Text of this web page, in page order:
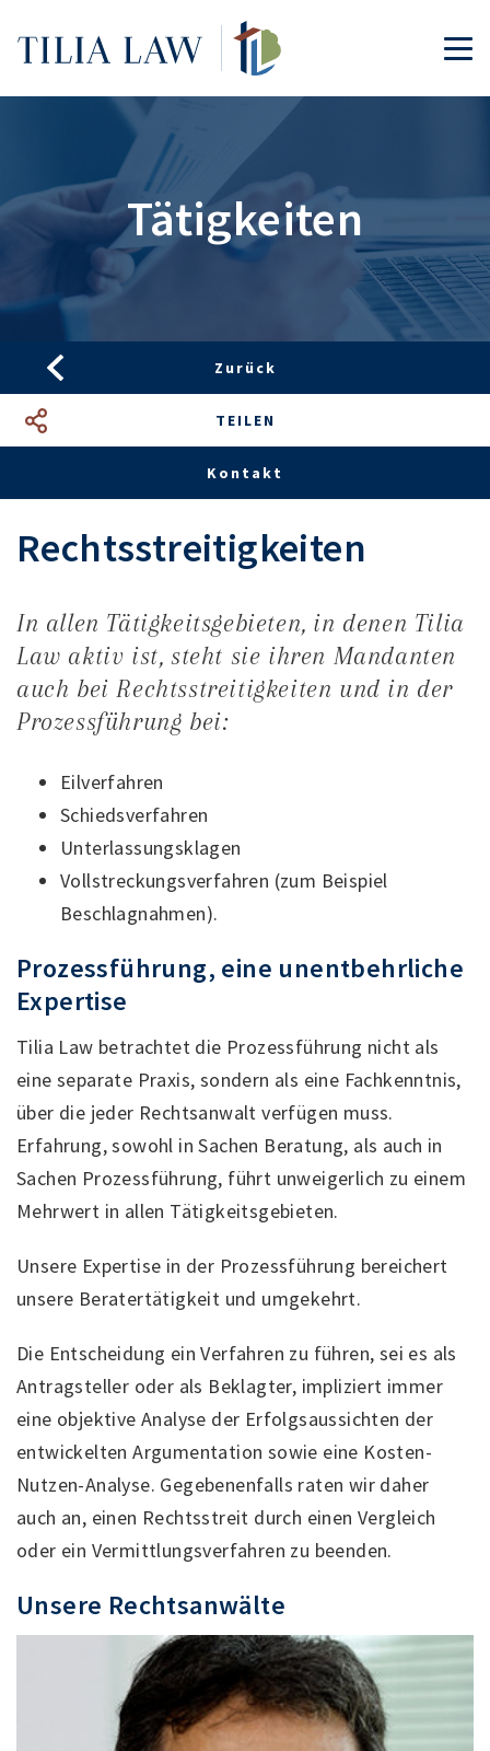
Tilia.Law
Tätigkeiten
Zurück
TEILEN
LinkedIn
Kontakt
Rechtsstreitigkeiten
In allen Tätigkeitsgebieten, in denen Tilia
Law aktiv ist, steht sie ihren Mandanten
auch bei Rechtsstreitigkeiten und in der
Prozessführung bei:
Eilverfahren
Schiedsverfahren
Unterlassungsklagen
Vollstreckungsverfahren (zum Beispiel
Beschlagnahmen).
Prozessführung, eine unentbehrliche
Expertise
Tilia Law betrachtet die Prozessführung nicht als
eine separate Praxis, sondern als eine Fachkenntnis,
über die jeder Rechtsanwalt verfügen muss.
Erfahrung, sowohl in Sachen Beratung, als auch in
Sachen Prozessführung, führt unweigerlich zu einem
Mehrwert in allen Tätigkeitsgebieten.
Unsere Expertise in der Prozessführung bereichert
unsere Beratertätigkeit und umgekehrt.
Die Entscheidung ein Verfahren zu führen, sei es als
Antragsteller oder als Beklagter, impliziert immer
eine objektive Analyse der Erfolgsaussichten der
entwickelten Argumentation sowie eine Kosten-
Nutzen-Analyse. Gegebenenfalls raten wir daher
auch an, einen Rechtsstreit durch einen Vergleich
oder ein Vermittlungsverfahren zu beenden.
Unsere Rechtsanwälte